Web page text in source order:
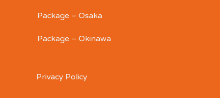
Package – Osaka
Package – Okinawa
Privacy Policy